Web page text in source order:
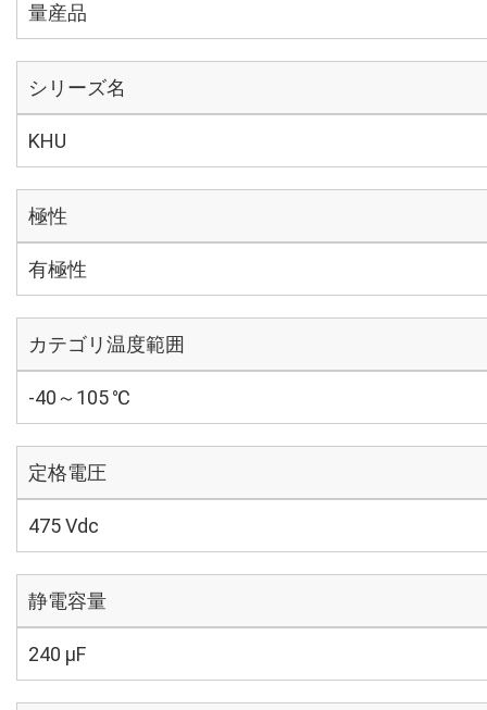
量産品
シリーズ名
KHU
極性
有極性
カテゴリ温度範囲
-40～105 ℃
定格電圧
475 Vdc
静電容量
240 µF